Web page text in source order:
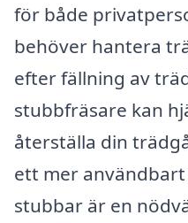
för både
behöver hantera
efter fällning av
stubbfräsare kan
återställa din
ett mer
stubbar är en